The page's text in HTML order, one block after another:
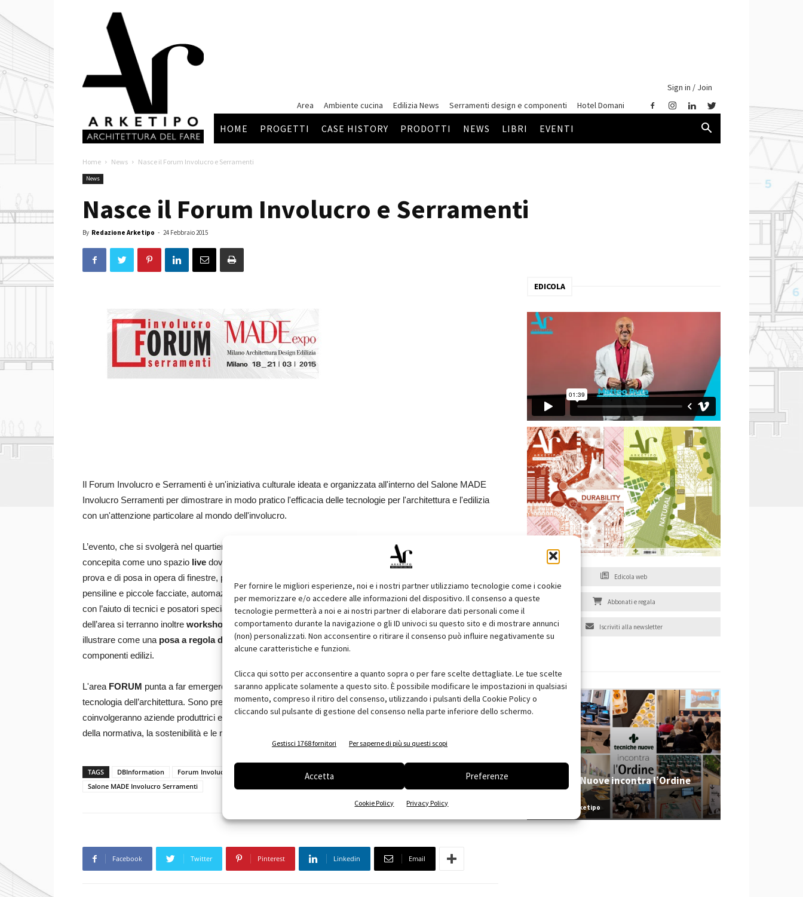
Per fornire le migliori esperienze, noi e i nostri partner utilizziamo tecnologie come i cookie
per memorizzare e/o accedere alle informazioni del dispositivo. Il consenso a queste
tecnologie permetterà a noi e ai nostri partner di elaborare dati personali come il
comportamento durante la navigazione o gli ID univoci su questo sito e di mostrare annunci
(non) personalizzati. Non acconsentire o ritirare il consenso può influire negativamente su
alcune caratteristiche e funzioni.
Clicca qui sotto per acconsentire a quanto sopra o per fare scelte dettagliate. Le tue scelte
saranno applicate solamente a questo sito. È possibile modificare le impostazioni in qualsiasi
momento, compreso il ritiro del consenso, utilizzando i pulsanti della Cookie Policy o
cliccando sul pulsante di gestione del consenso nella parte inferiore dello schermo.
Gestisci 1768 fornitori Per saperne di più su questi scopi
Accetta Preferenze
Cookie Policy Privacy Policy
Arketipo
Sign in / Join
Area
Ambiente cucina Edilizia News Serramenti design e componenti Hotel Domani
HOME PROGETTI CASE HISTORY PRODOTTI NEWS LIBRI EVENTI
Home News Nasce il Forum Involucro e Serramenti
News
Nasce il Forum Involucro e Serramenti
By Redazione Arketipo - 24 Febbraio 2015
Il Forum Involucro e Serramenti è un'iniziativa culturale ideata e organizzata all'interno del Salone MADE
Involucro Serramenti per dimostrare in modo pratico l'efficacia delle tecnologie per l'architettura e l'edilizia
con un'attenzione particolare al mondo dell'involucro.
L’evento, che si svolgerà nel quartiere fieristico di Milano è comprensivo di due attività. L’area
concepita come uno spazio live dove i visitatori potranno assistere a un percorso sulle metodologie di
prova e di posa in opera di finestre, porte, schermi, tende, persiane e scuri, parapetti in vetro e metallo,
pensiline e piccole facciate, automazioni per serramenti, porte e cancelli automatici. Le aziende partner,
con l’aiuto di tecnici e posatori specializzati, proporranno test e dimostrazioni sui loro prodotti. All’interno
dell’area si terranno inoltre workshop tematicieteoricipermanenti dedicati all’installazione. L’obiettivo è di
illustrare come una posa a regola d’artecompleti il complesso ciclo di progettazione e produzione dei
componenti edilizi.
L'area FORUM punta a far emergere la portata dell’innovazione nell’ambito dell’involucro moderno e della
tecnologia dell’architettura. Sono previstidue incontri quotidiani della durata di due ore, che
coinvolgeranno aziende produttrici e relatori di primo piano, a confronto su temi quali la rapida evoluzione
della normativa, la sostenibilità e le nuove dinamiche del mercato.
TAGS DBInformation Forum Involucro e Serramenti Guida Finestra
Nuova Finestra
Salone MADE Involucro Serramenti
Facebook Twitter Pinterest Linkedin Email
EDICOLA
Edicola web
Abbonati e regala
Iscriviti alla newsletter
EVENTI
Tecniche Nuove incontra l’Ordine
2026
Redazione Arketipo